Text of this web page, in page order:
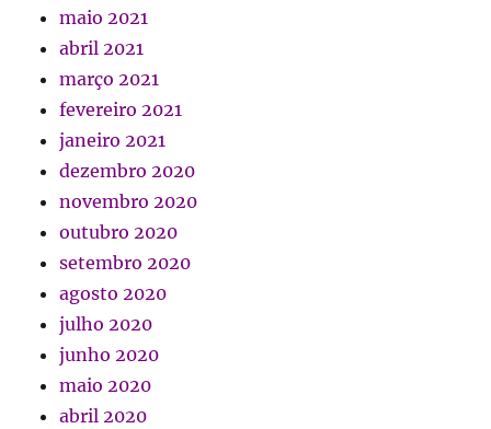
maio 2021
abril 2021
março 2021
fevereiro 2021
janeiro 2021
dezembro 2020
novembro 2020
outubro 2020
setembro 2020
agosto 2020
julho 2020
junho 2020
maio 2020
abril 2020